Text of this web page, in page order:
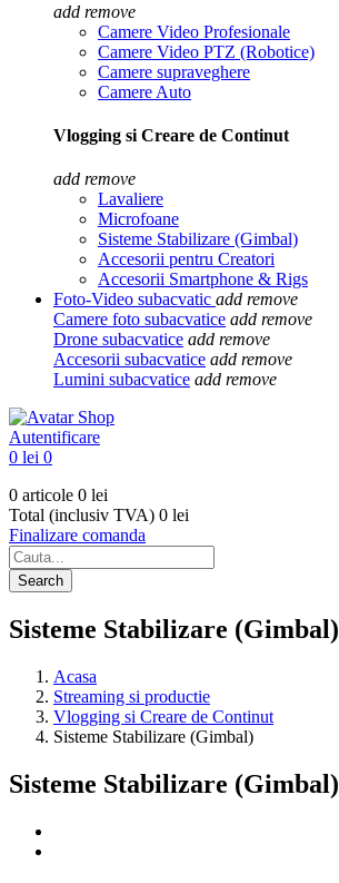
add remove
Camere Video Profesionale
Camere Video PTZ (Robotice)
Camere supraveghere
Camere Auto
Vlogging si Creare de Continut
add remove
Lavaliere
Microfoane
Sisteme Stabilizare (Gimbal)
Accesorii pentru Creatori
Accesorii Smartphone & Rigs
Foto-Video subacvatic add remove
Camere foto subacvatice add remove
Drone subacvatice add remove
Accesorii subacvatice add remove
Lumini subacvatice add remove
Autentificare
0 lei 0
0 articole 0 lei
Total (inclusiv TVA) 0 lei
Finalizare comanda
Search
Sisteme Stabilizare (Gimbal)
Acasa
Streaming si productie
Vlogging si Creare de Continut
Sisteme Stabilizare (Gimbal)
Filtre
Sisteme Stabilizare (Gimbal)